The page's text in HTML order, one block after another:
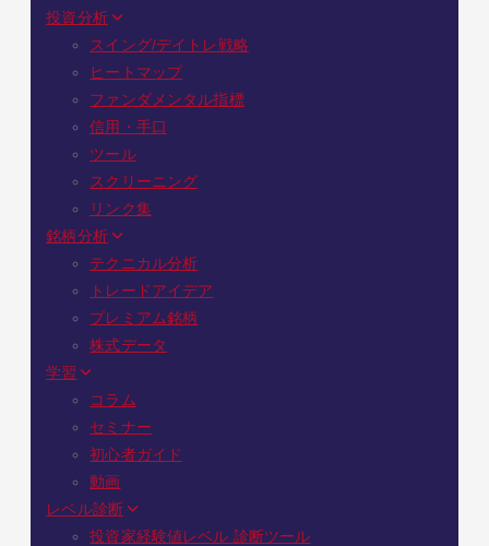
投資分析
スイング/デイトレ戦略
ヒートマップ
ファンダメンタル指標
信用・手口
ツール
スクリーニング
リンク集
銘柄分析
テクニカル分析
トレードアイデア
プレミアム銘柄
株式データ
学習
コラム
セミナー
初心者ガイド
動画
レベル診断
投資家経験値レベル 診断ツール